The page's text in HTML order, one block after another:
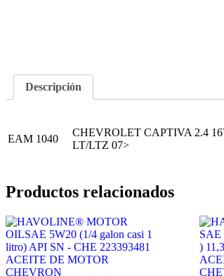
Descripción
EAM 1040
CHEVROLET CAPTIVA 2.4
LT/LTZ 07>
Productos relacionados